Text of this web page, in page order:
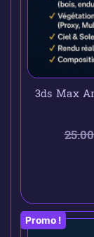
3ds Max
Promo !